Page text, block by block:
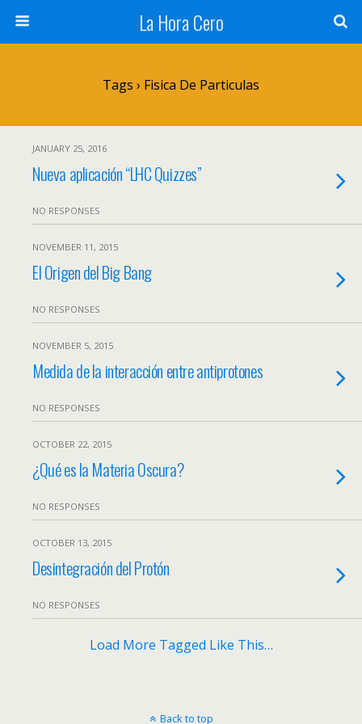
La Hora Cero
Tags › Fisica De Particulas
JANUARY 25, 2016
Nueva aplicación “LHC Quizzes”
NO RESPONSES
NOVEMBER 11, 2015
El Origen del Big Bang
NO RESPONSES
NOVEMBER 5, 2015
Medida de la interacción entre antiprotones
NO RESPONSES
OCTOBER 22, 2015
¿Qué es la Materia Oscura?
NO RESPONSES
OCTOBER 13, 2015
Desintegración del Protón
NO RESPONSES
Load More Tagged Like This…
Back to top